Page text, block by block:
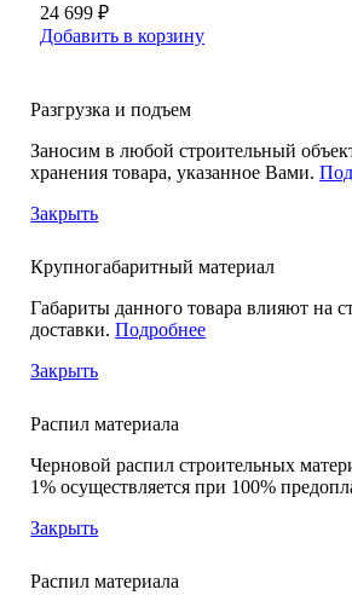
24 699 ₽
Добавить в корзину
Разгрузка и подъем
Заносим в любой строительный
хранения товара, указанное Вами.
Закрыть
Крупногабаритный материал
Габариты данного товара влияют на
доставки.Подробнее
Закрыть
Распил материала
Черновой распил строительных
1% осуществляется при 100%
Закрыть
Распил материала